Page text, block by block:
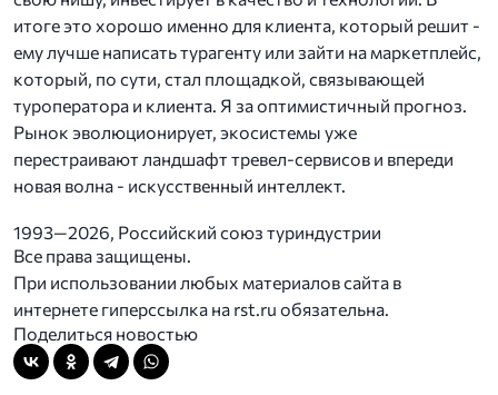
итоге это хорошо именно для клиента, который решит -
ему лучше написать турагенту или зайти на маркетплейс,
который, по сути, стал площадкой, связывающей
туроператора и клиента. Я за оптимистичный прогноз.
Рынок эволюционирует, экосистемы уже
перестраивают ландшафт тревел-сервисов и впереди
новая волна - искусственный интеллект.
1993—2026, Российский союз туриндустрии
Все права защищены.
При использовании любых материалов сайта в
интернете гиперссылка на rst.ru обязательна.
Поделиться новостью